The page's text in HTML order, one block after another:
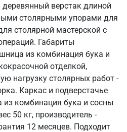
верстак длиной
столярными упорами для
столярной мастерской с
Габариты
из комбинация бука и
отделкой,
нагрузку столярных работ -
Каркас и подверстачье
из комбинация бука и сосны
50 кг, производитель -
12 месяцев. Подходит